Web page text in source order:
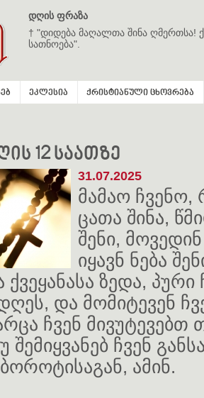
დღის ფრაზა
† "დიდება მაღალთა შინა ღმერთსა!
სათნოება".
ეკლესია ქრისტიანული ცხოვრება
12 საათზე
31.07.2025
მამაო
ცათა შინა,
შენი,
იყავნ ნება
ქვეყანასა ზედა, პური
და მომიტევენ
ჩვენ
შემიყვანებ ჩვენ
ბოროტისაგან, ამინ.